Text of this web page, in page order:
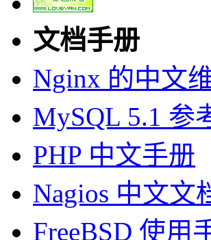
文档手册
Nginx 的中文
MySQL 5.1 参
PHP 中文手册
Nagios 中文文
FreeBSD 使用